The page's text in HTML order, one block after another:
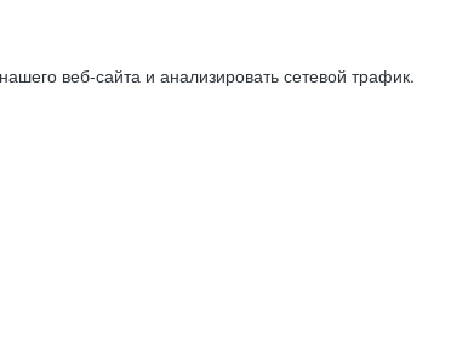
веб-сайта и анализировать сетевой трафик.